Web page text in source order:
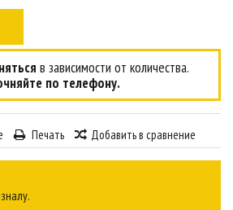
в зависимости от количества.
по телефону.
Печать Добавить в сравнение